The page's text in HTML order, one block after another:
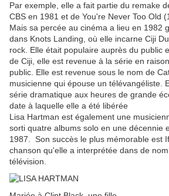
Par exemple, elle a fait partie du remake
CBS en 1981 et de You're Never Too Old
Mais sa percée au cinéma a lieu en 1982
dans Knots Landing, où elle incarne Ciji
rock. Elle était populaire auprès du public
de Ciji, elle est revenue à la série en
public. Elle est revenue sous le nom de
musicienne qui épouse un télévangéliste.
série dramatique aux heures de grande
date à laquelle elle a été libérée
Lisa Hartman est également une
sorti quatre albums solo en une décennie
1987. Son succès le plus mémorable est
chanson qu'elle a interprétée dans de
télévision.